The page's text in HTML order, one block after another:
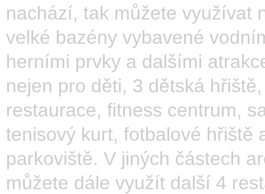
nachází, tak můžete využívat
velké bazény vybavené
herními prvky a dalšími
nejen pro děti, 3 dětská
restaurace, fitness centrum,
tenisový kurt, fotbalové hřiště
parkoviště. V jiných částech
můžete dále využít další 4